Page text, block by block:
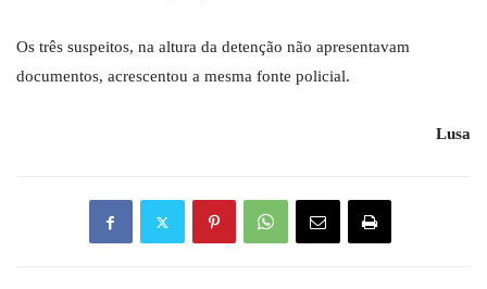
Os três suspeitos, na altura da detenção não apresentavam
documentos, acrescentou a mesma fonte policial.
Lusa